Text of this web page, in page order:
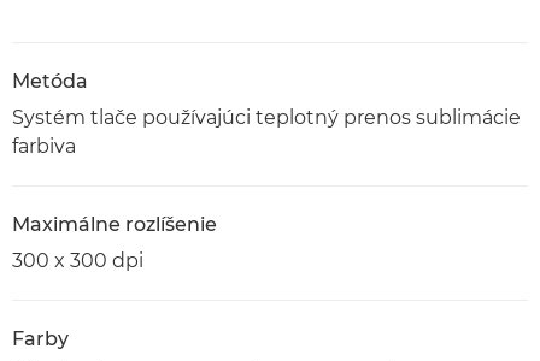
Metóda
Systém tlače používajúci teplotný prenos sublimácie
farbiva
Maximálne rozlíšenie
300 x 300 dpi
Farby